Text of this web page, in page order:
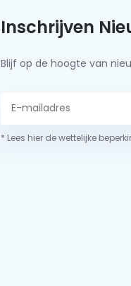
Inschrijven
Blijf op de hoogte van
* Lees hier de wettelijke